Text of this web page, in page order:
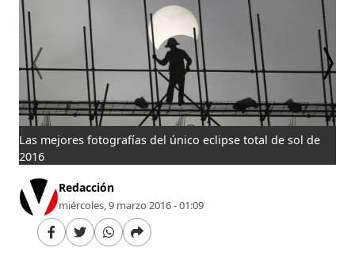
Las mejores fotografías del único eclipse total de sol de
2016
Redacción
miércoles, 9 marzo 2016 - 01:09